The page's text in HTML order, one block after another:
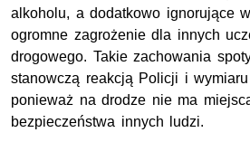
alkoholu, a dodatkowo ignorujące
ogromne zagrożenie dla innych
drogowego. Takie zachowania
stanowczą reakcją Policji i
ponieważ na drodze nie ma
bezpieczeństwa innych ludzi.